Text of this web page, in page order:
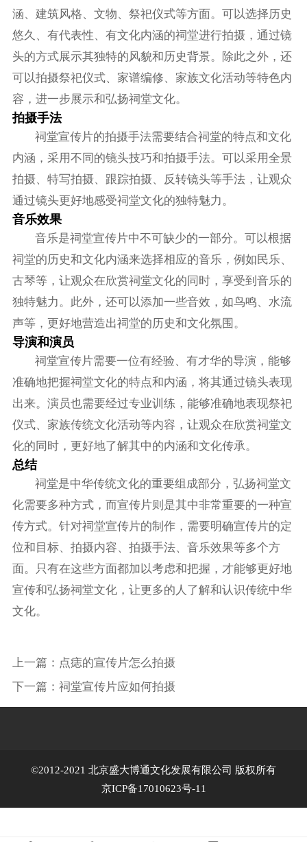
涵、建筑风格、文物、祭祀仪式等方面。可以选择历史
悠久、有代表性、有文化内涵的祠堂进行拍摄，通过镜
头的方式展示其独特的风貌和历史背景。除此之外，还
可以拍摄祭祀仪式、家谱编修、家族文化活动等特色内
容，进一步展示和弘扬祠堂文化。
拍摄手法
祠堂宣传片的拍摄手法需要结合祠堂的特点和文化
内涵，采用不同的镜头技巧和拍摄手法。可以采用全景
拍摄、特写拍摄、跟踪拍摄、反转镜头等手法，让观众
通过镜头更好地感受祠堂文化的独特魅力。
音乐效果
音乐是祠堂宣传片中不可缺少的一部分。可以根据
祠堂的历史和文化内涵来选择相应的音乐，例如民乐、
古琴等，让观众在欣赏祠堂文化的同时，享受到音乐的
独特魅力。此外，还可以添加一些音效，如鸟鸣、水流
声等，更好地营造出祠堂的历史和文化氛围。
导演和演员
祠堂宣传片需要一位有经验、有才华的导演，能够
准确地把握祠堂文化的特点和内涵，将其通过镜头表现
出来。演员也需要经过专业训练，能够准确地表现祭祀
仪式、家族传统文化活动等内容，让观众在欣赏祠堂文
化的同时，更好地了解其中的内涵和文化传承。
总结
祠堂是中华传统文化的重要组成部分，弘扬祠堂文
化需要多种方式，而宣传片则是其中非常重要的一种宣
传方式。针对祠堂宣传片的制作，需要明确宣传片的定
位和目标、拍摄内容、拍摄手法、音乐效果等多个方
面。只有在这些方面都加以考虑和把握，才能够更好地
宣传和弘扬祠堂文化，让更多的人了解和认识传统中华
文化。
上一篇： 点痣的宣传片怎么拍摄
下一篇： 祠堂宣传片应如何拍摄
©2012-2021 北京盛大博通文化发展有限公司 版权所有
京ICP备17010623号-11